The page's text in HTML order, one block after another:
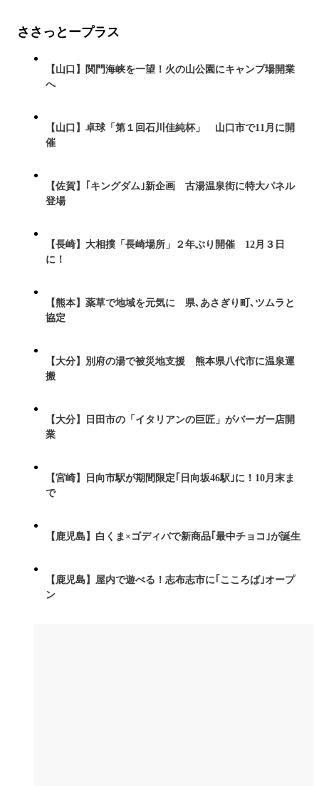
ささっとープラス
【山口】関門海峡を一望！火の山公園にキャンプ場開業
へ
【山口】卓球「第１回石川佳純杯」 山口市で11月に開
催
【佐賀】｢キングダム｣新企画 古湯温泉街に特大パネル
登場
【長崎】大相撲「長崎場所」２年ぶり開催 12月３日
に！
【熊本】薬草で地域を元気に 県､あさぎり町､ツムラと
協定
【大分】別府の湯で被災地支援 熊本県八代市に温泉運
搬
【大分】日田市の「イタリアンの巨匠」がバーガー店開
業
【宮崎】日向市駅が期間限定｢日向坂46駅｣に！10月末ま
で
【鹿児島】白くま×ゴディバで新商品｢最中チョコ｣が誕生
【鹿児島】屋内で遊べる！志布志市に｢こころば｣オープ
ン